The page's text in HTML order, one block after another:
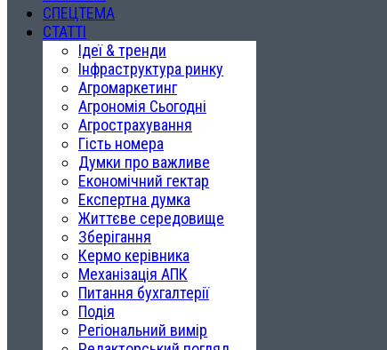
СПЕЦТЕМА
СТАТТІ
Ідеї & тренди
Інфраструктура ринку
Агромаркетинг
Агрономія Сьогодні
Агрострахування
Гість номера
Думки про важливе
Економічний гектар
Експертна думка
Життєве середовище
Зберігання
Кермо керівника
Механізація АПК
Питання бухгалтерії
Подія
Регіональний вимір